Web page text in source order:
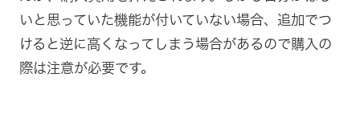
いと思っていた機能が付いていない場合、追加でつ
けると逆に高くなってしまう場合があるので購入の
際は注意が必要です。